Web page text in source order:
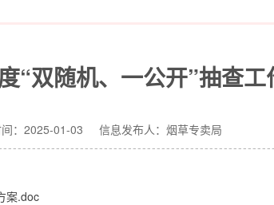
“双随机、一公开”抽查
间：2025-01-03 信息发布人：烟草专卖局
案.doc